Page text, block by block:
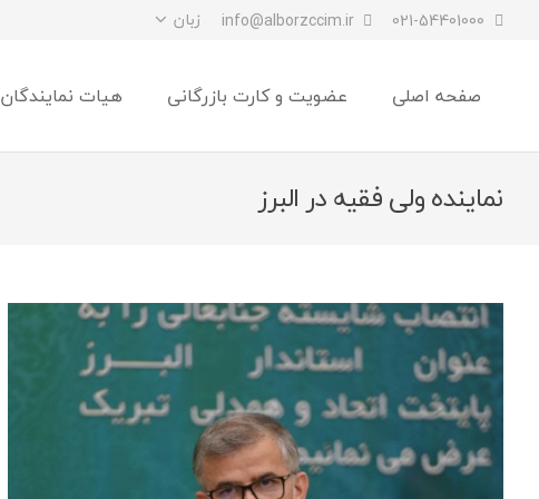
021-54401000
info@alborzccim.ir زبان
صفحه اصلی عضویت و کارت بازرگانی هیات نمایندگان
نماینده ولی فقیه در البرز